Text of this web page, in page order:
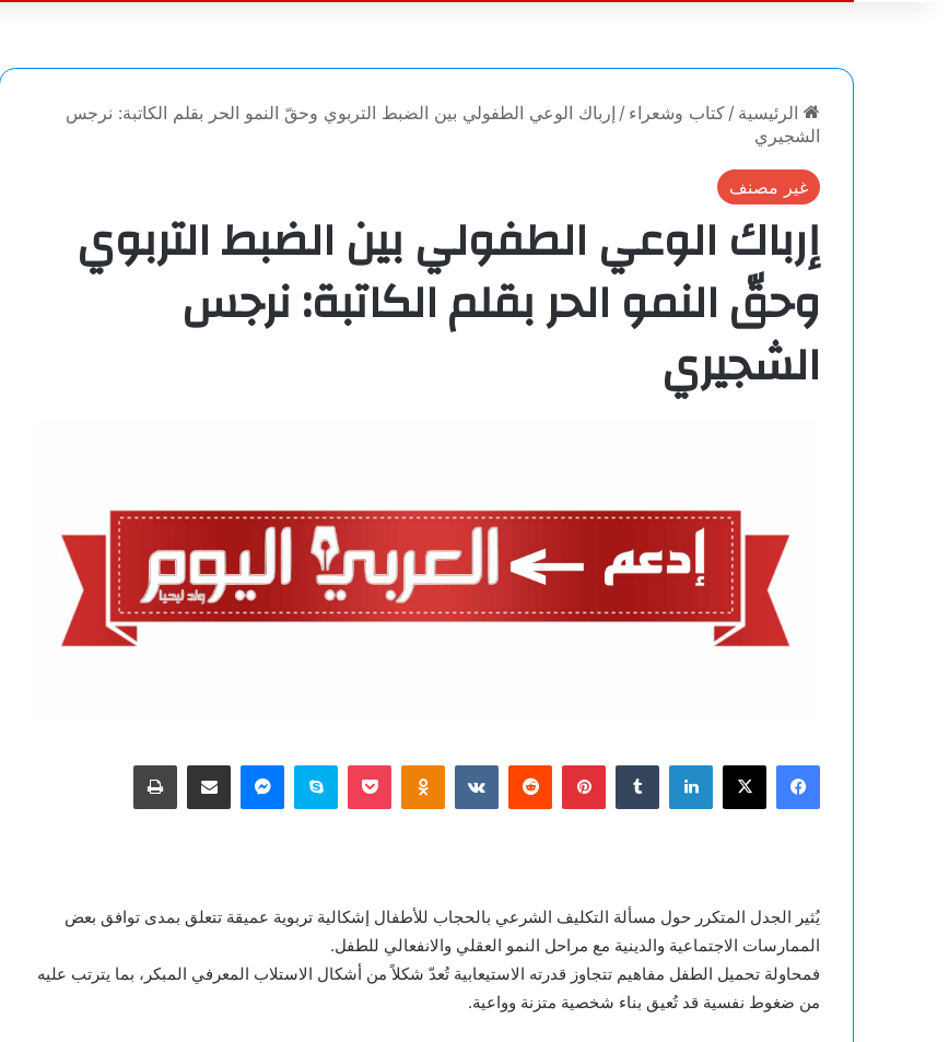
عن
الرئيسية / كتاب وشعراء / إرباك الوعي الطفولي بين الضبط التربوي وحقّ النمو الحر بقلم الكاتبة: نرجس
الشجيري
غير مصنف
إرباك الوعي الطفولي بين الضبط التربوي
وحقّ النمو الحر بقلم الكاتبة: نرجس
الشجيري
فيسبوك
‫X لينكدإن بينتيريست Odnoklassniki
‫Pocketسكايبماسنجرمشاركة عبر البريد طباعة
يُثير الجدل المتكرر حول مسألة التكليف الشرعي بالحجاب للأطفال إشكالية تربوية عميقة تتعلق بمدى توافق بعض
الممارسات الاجتماعية والدينية مع مراحل النمو العقلي والانفعالي للطفل.
فمحاولة تحميل الطفل مفاهيم تتجاوز قدرته الاستيعابية تُعدّ شكلاً من أشكال الاستلاب المعرفي المبكر، بما يترتب عليه
من ضغوط نفسية قد تُعيق بناء شخصية متزنة وواعية.